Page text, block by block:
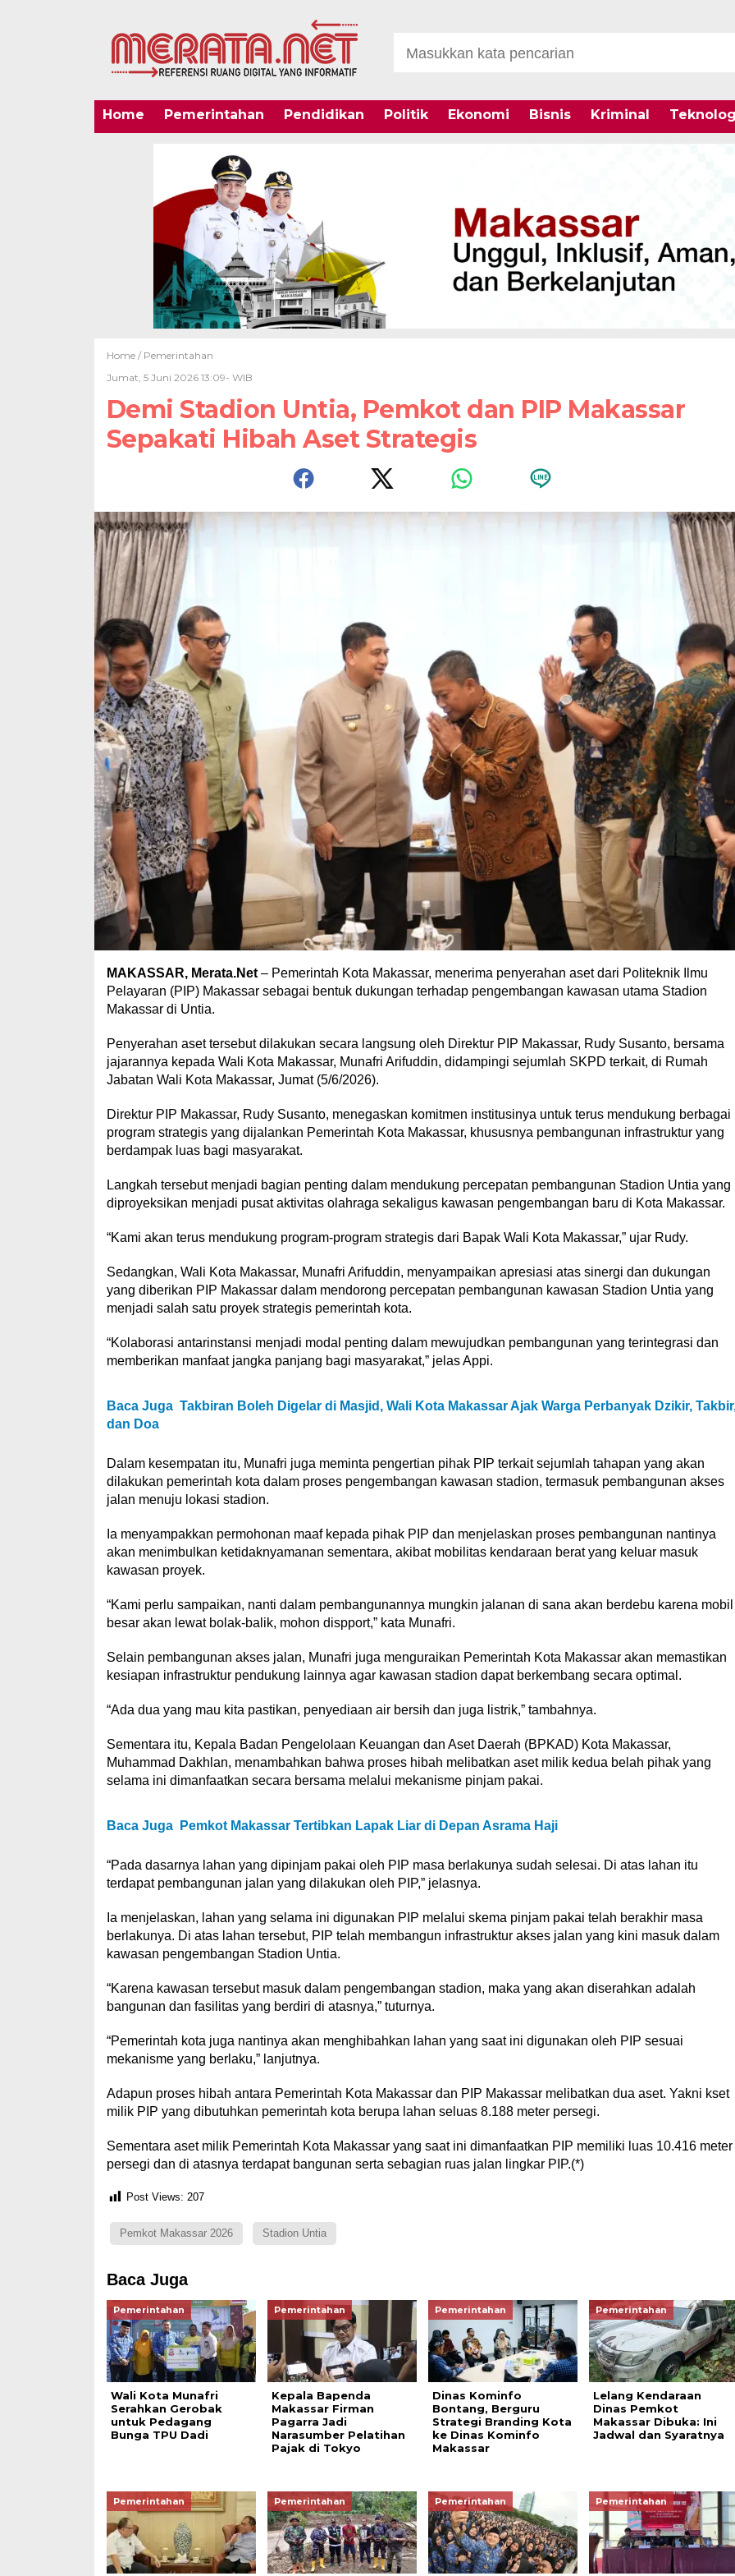
Home Pemerintahan Pendidikan Politik Ekonomi Bisnis Kriminal
Home / Pemerintahan
Jumat, 5 Juni 2026 13:09- WIB
Demi Stadion Untia, Pemkot dan PIP Makassar
Sepakati Hibah Aset Strategis
MAKASSAR, Merata.Net– Pemerintah Kota Makassar, menerima penyerahan aset dari Politeknik Ilmu
Pelayaran (PIP) Makassar sebagai bentuk dukungan terhadap pengembangan kawasan utama Stadion
Makassar di Untia.
Penyerahan aset tersebut dilakukan secara langsung oleh Direktur PIP Makassar, Rudy Susanto, bersama
jajarannya kepada Wali Kota Makassar, Munafri Arifuddin, didampingi sejumlah SKPD terkait, di Rumah
Jabatan Wali Kota Makassar, Jumat (5/6/2026).
Direktur PIP Makassar, Rudy Susanto, menegaskan komitmen institusinya untuk terus mendukung berbagai
program strategis yang dijalankan Pemerintah Kota Makassar, khususnya pembangunan infrastruktur yang
berdampak luas bagi masyarakat.
Langkah tersebut menjadi bagian penting dalam mendukung percepatan pembangunan Stadion Untia yang
diproyeksikan menjadi pusat aktivitas olahraga sekaligus kawasan pengembangan baru di Kota Makassar.
“Kami akan terus mendukung program-program strategis dari Bapak Wali Kota Makassar,” ujar Rudy.
Sedangkan, Wali Kota Makassar, Munafri Arifuddin, menyampaikan apresiasi atas sinergi dan dukungan
yang diberikan PIP Makassar dalam mendorong percepatan pembangunan kawasan Stadion Untia yang
menjadi salah satu proyek strategis pemerintah kota.
“Kolaborasi antarinstansi menjadi modal penting dalam mewujudkan pembangunan yang terintegrasi dan
memberikan manfaat jangka panjang bagi masyarakat,” jelas Appi.
Baca Juga Takbiran Boleh Digelar di Masjid, Wali Kota Makassar Ajak Warga Perbanyak Dzikir,
dan Doa
Dalam kesempatan itu, Munafri juga meminta pengertian pihak PIP terkait sejumlah tahapan yang akan
dilakukan pemerintah kota dalam proses pengembangan kawasan stadion, termasuk pembangunan akses
jalan menuju lokasi stadion.
Ia menyampakkan permohonan maaf kepada pihak PIP dan menjelaskan proses pembangunan nantinya
akan menimbulkan ketidaknyamanan sementara, akibat mobilitas kendaraan berat yang keluar masuk
kawasan proyek.
“Kami perlu sampaikan, nanti dalam pembangunannya mungkin jalanan di sana akan berdebu karena mobil
besar akan lewat bolak-balik, mohon dispport,” kata Munafri.
Selain pembangunan akses jalan, Munafri juga menguraikan Pemerintah Kota Makassar akan memastikan
kesiapan infrastruktur pendukung lainnya agar kawasan stadion dapat berkembang secara optimal.
“Ada dua yang mau kita pastikan, penyediaan air bersih dan juga listrik,” tambahnya.
Sementara itu, Kepala Badan Pengelolaan Keuangan dan Aset Daerah (BPKAD) Kota Makassar,
Muhammad Dakhlan, menambahkan bahwa proses hibah melibatkan aset milik kedua belah pihak yang
selama ini dimanfaatkan secara bersama melalui mekanisme pinjam pakai.
Baca Juga Pemkot Makassar Tertibkan Lapak Liar di Depan Asrama Haji
“Pada dasarnya lahan yang dipinjam pakai oleh PIP masa berlakunya sudah selesai. Di atas lahan itu
terdapat pembangunan jalan yang dilakukan oleh PIP,” jelasnya.
Ia menjelaskan, lahan yang selama ini digunakan PIP melalui skema pinjam pakai telah berakhir masa
berlakunya. Di atas lahan tersebut, PIP telah membangun infrastruktur akses jalan yang kini masuk dalam
kawasan pengembangan Stadion Untia.
“Karena kawasan tersebut masuk dalam pengembangan stadion, maka yang akan diserahkan adalah
bangunan dan fasilitas yang berdiri di atasnya,” tuturnya.
“Pemerintah kota juga nantinya akan menghibahkan lahan yang saat ini digunakan oleh PIP sesuai
mekanisme yang berlaku,” lanjutnya.
Adapun proses hibah antara Pemerintah Kota Makassar dan PIP Makassar melibatkan dua aset. Yakni kset
milik PIP yang dibutuhkan pemerintah kota berupa lahan seluas 8.188 meter persegi.
Sementara aset milik Pemerintah Kota Makassar yang saat ini dimanfaatkan PIP memiliki luas 10.416 meter
persegi dan di atasnya terdapat bangunan serta sebagian ruas jalan lingkar PIP.(*)
Post Views: 207
Pemkot Makassar 2026 Stadion Untia
Baca Juga
Pemerintahan
Wali Kota Munafri
Serahkan Gerobak
untuk Pedagang
Bunga TPU Dadi
Pemerintahan
Kepala Bapenda
Makassar Firman
Pagarra Jadi
Narasumber Pelatihan
Pajak di Tokyo
Pemerintahan
Dinas Kominfo
Bontang, Berguru
Strategi Branding Kota
ke Dinas Kominfo
Makassar
Pemerintahan
Lelang Kendaraan
Dinas Pemkot
Makassar Dibuka: Ini
Jadwal dan Syaratnya
Pemerintahan Pemerintahan Pemerintahan Pemerintahan